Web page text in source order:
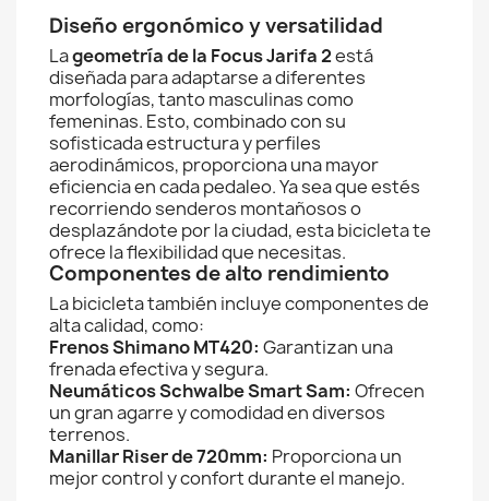
Diseño ergonómico y versatilidad
Lageometría de la Focus Jarifa 2está
diseñada para adaptarse a diferentes
morfologías, tanto masculinas como
femeninas. Esto, combinado con su
sofisticada estructura y perfiles
aerodinámicos, proporciona una mayor
eficiencia en cada pedaleo. Ya sea que estés
recorriendo senderos montañosos o
desplazándote por la ciudad, esta bicicleta te
ofrece la flexibilidad que necesitas.
Componentes de alto rendimiento
La bicicleta también incluye componentes de
alta calidad, como:
Frenos Shimano MT420: Garantizan una
frenada efectiva y segura.
Neumáticos Schwalbe Smart Sam: Ofrecen
un gran agarre y comodidad en diversos
terrenos.
Manillar Riser de 720mm: Proporciona un
mejor control y confort durante el manejo.